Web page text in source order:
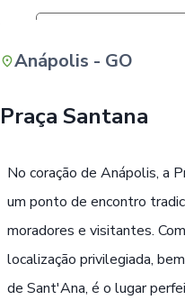
Anápolis - GO
Praça Santana
No coração de Anápolis, a
um ponto de encontro
moradores e visitantes.
localização privilegiada,
de Sant'Ana, é o lugar